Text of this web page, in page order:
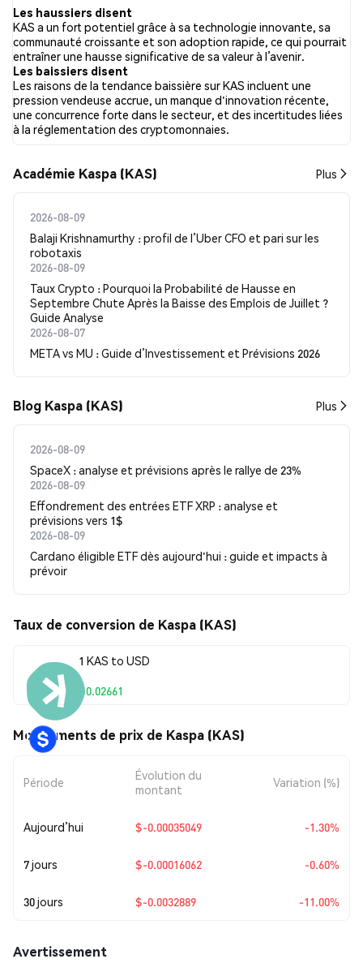
sentiment envers KAS sur l’ensemble des réseaux sociaux a été
Haussier. Enfin, 0 articles de presse ont été publiés à propos de
KAS. Sur Twitter, 36.18% des tweets affichaient un sentiment
haussier, contre 8.70% des tweets avec un sentiment baissier à
propos de KAS. 55.12% des tweets étaient neutres à propos de
KAS. Ces sentiments sont basés sur 1747 tweets.
Les haussiers disent
KAS a un fort potentiel grâce à sa technologie innovante, sa
communauté croissante et son adoption rapide, ce qui pourrait
entraîner une hausse significative de sa valeur à l’avenir.
Les baissiers disent
Les raisons de la tendance baissière sur KAS incluent une
pression vendeuse accrue, un manque d'innovation récente,
une concurrence forte dans le secteur, et des incertitudes liées
à la réglementation des cryptomonnaies.
Académie Kaspa (KAS) Plus
2026-08-09
Balaji Krishnamurthy : profil de l’Uber CFO et pari sur les
robotaxis
2026-08-09
Taux Crypto : Pourquoi la Probabilité de Hausse en
Septembre Chute Après la Baisse des Emplois de Juillet ?
Guide Analyse
2026-08-07
META vs MU : Guide d’Investissement et Prévisions 2026
Blog Kaspa (KAS) Plus
2026-08-09
SpaceX : analyse et prévisions après le rallye de 23%
2026-08-09
Effondrement des entrées ETF XRP : analyse et
prévisions vers 1$
2026-08-09
Cardano éligible ETF dès aujourd'hui : guide et impacts à
prévoir
Taux de conversion de Kaspa (KAS)
1 KAS to USD
$0.02661
Mouvements de prix de Kaspa (KAS)
Période
Évolution du
montant
Variation (%)
Aujourd’hui $-0.00035049 -1.30%
7 jours $-0.00016062 -0.60%
30 jours $-0.0032889 -11.00%
Avertissement